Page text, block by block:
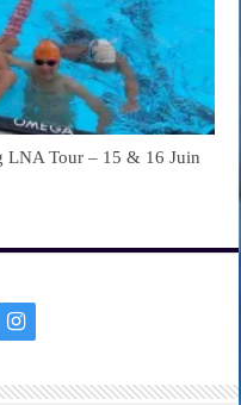
LNA Tour – 15 & 16 Juin